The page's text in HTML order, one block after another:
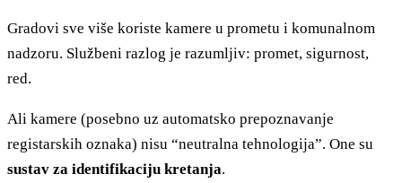
Gradovi sve više koriste kamere u prometu i komunalnom
nadzoru. Službeni razlog je razumljiv: promet, sigurnost,
red.
Ali kamere (posebno uz automatsko prepoznavanje
registarskih oznaka) nisu “neutralna tehnologija”. One su
sustav za identifikaciju kretanja.